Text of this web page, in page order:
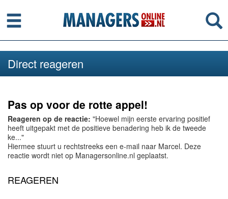
Menu
Direct reageren
Pas op voor de rotte appel!
Reageren op de reactie: "Hoewel mijn eerste ervaring positief
heeft uitgepakt met de positieve benadering heb ik de tweede
ke..."
Hiermee stuurt u rechtstreeks een e-mail naar Marcel. Deze
reactie wordt niet op Managersonline.nl geplaatst.
REAGEREN